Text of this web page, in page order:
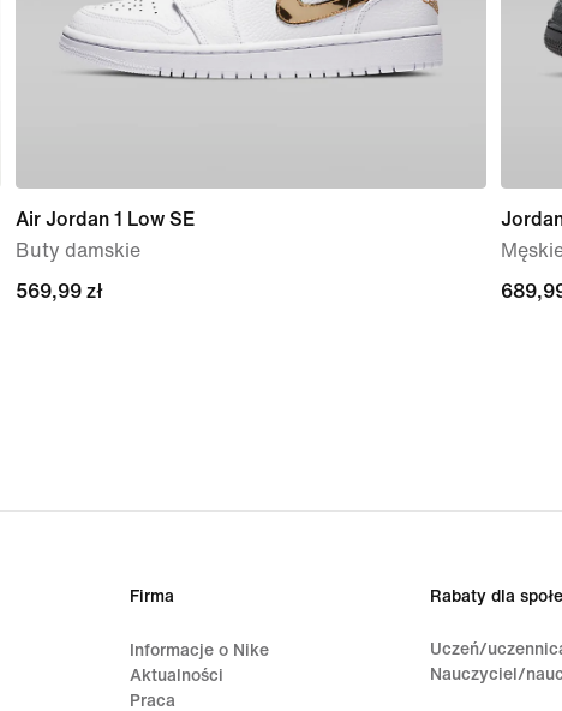
Air Jordan 1 Low SE
Buty damskie
569,99 zł
569,99 zł
Firma
Informacje o Nike
Aktualności
Praca
Rabaty dla
Uczeń/
Nauczyciel/